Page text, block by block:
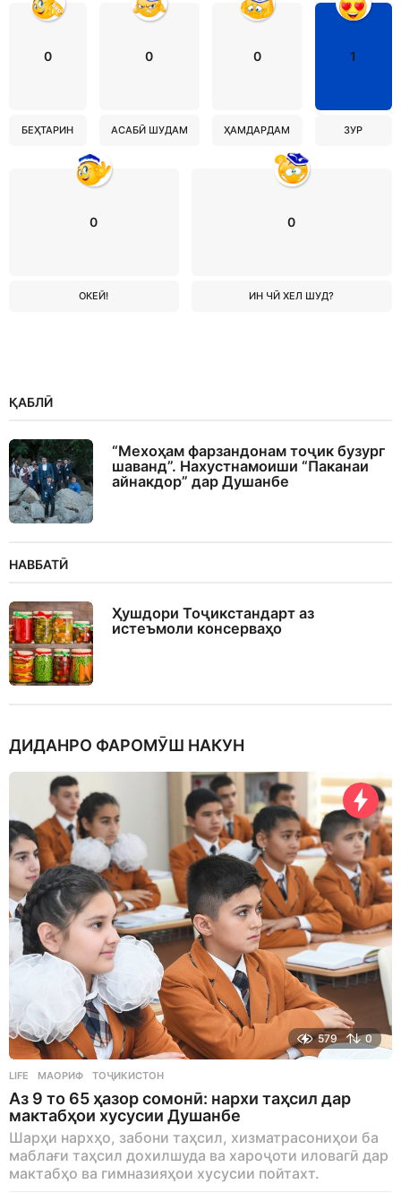
0
БЕҲТАРИН
0
АСАБӢ ШУДАМ
0
ҲАМДАРДАМ
1
ЗУР
0
ОКЕЙ!
0
ИН ЧӢ ХЕЛ ШУД?
ҚАБЛӢ
“Мехоҳам фарзандонам тоҷик бузург
шаванд”. Нахустнамоиши “Паканаи
айнакдор” дар Душанбе
НАВБАТӢ
Ҳушдори Тоҷикстандарт аз
истеъмоли консерваҳо
ДИДАНРО ФАРОМӮШ НАКУН
579 0
LIFE МАОРИФ ,ТОҶИКИСТОН
Аз 9 то 65 ҳазор сомонӣ: нархи таҳсил дар
мактабҳои хусусии Душанбе
Шарҳи нархҳо, забони таҳсил, хизматрасониҳои ба
маблағи таҳсил дохилшуда ва хароҷоти иловагӣ дар
мактабҳо ва гимназияҳои хусусии пойтахт.